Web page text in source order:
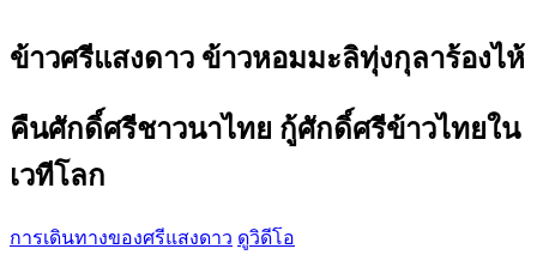
ข้าวศรีแสงดาว ข้าวหอมมะลิทุ่งกุลาร้องไห้
คืนศักดิ์ศรีชาวนาไทย กู้ศักดิ์ศรีข้าวไทยใน
เวทีโลก
การเดินทางของศรีแสงดาว ดูวิดีโอ